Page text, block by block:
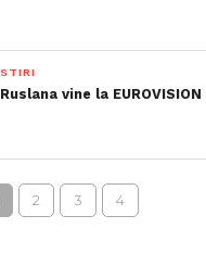
STIRI
Ruslana vine la
2 3 4